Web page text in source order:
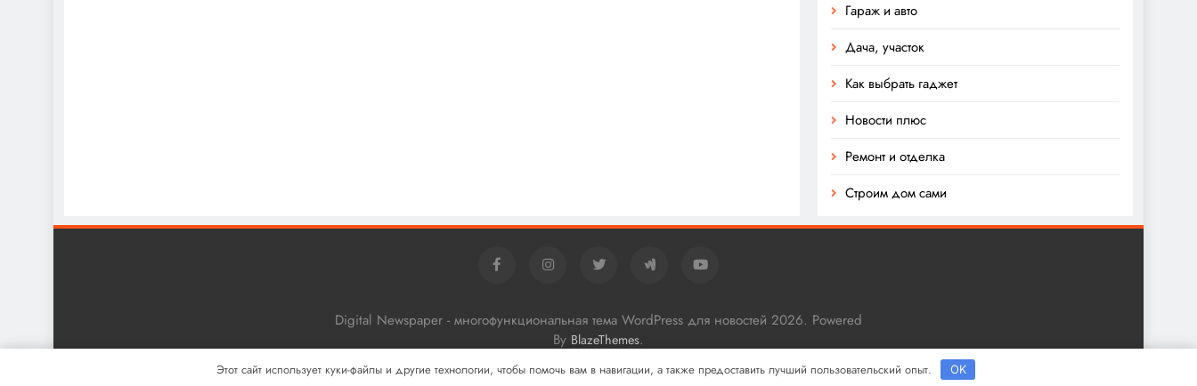
Гараж и авто
Дача, участок
Как выбрать гаджет
Новости плюс
Ремонт и отделка
Строим дом сами
Digital Newspaper - многофункциональная тема WordPress для новостей 2026. Powered
By BlazeThemes.
Этот сайт использует куки-файлы и другие технологии, чтобы помочь вам в навигации, а также предоставить лучший пользовательский опыт. OK